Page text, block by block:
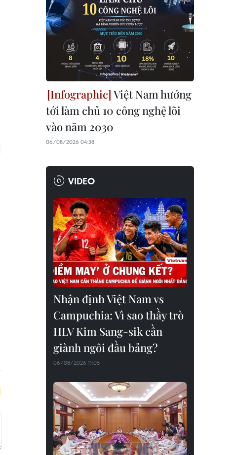
Việt Nam hướng
tới làm chủ 10 công nghệ lõi
vào năm 2030
06/08/2026 04:38
VIDEO
Nhận định Việt Nam vs
Campuchia: Vì sao thầy trò
HLV Kim Sang-sik cần
giành ngôi đầu bảng?
06/08/2026 11:05